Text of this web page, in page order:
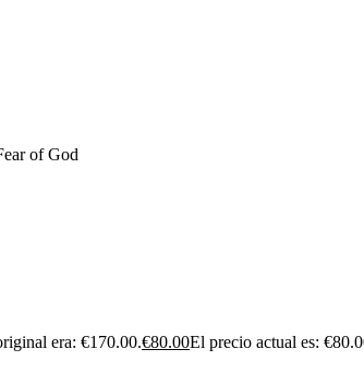
of God
era: €170.00.€80.00El precio actual es: